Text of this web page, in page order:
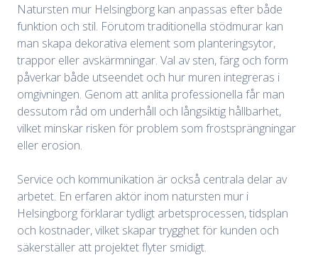
Natursten mur Helsingborg kan anpassas efter både
funktion och stil. Förutom traditionella stödmurar kan
man skapa dekorativa element som planteringsytor,
trappor eller avskärmningar. Val av sten, färg och form
påverkar både utseendet och hur muren integreras i
omgivningen. Genom att anlita professionella får man
dessutom råd om underhåll och långsiktig hållbarhet,
vilket minskar risken för problem som frostsprängningar
eller erosion.
Service och kommunikation är också centrala delar av
arbetet. En erfaren aktör inom natursten mur i
Helsingborg förklarar tydligt arbetsprocessen, tidsplan
och kostnader, vilket skapar trygghet för kunden och
säkerställer att projektet flyter smidigt.